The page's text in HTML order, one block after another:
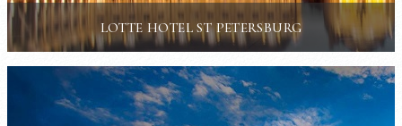
LOTTE HOTEL ST PETERSBURG